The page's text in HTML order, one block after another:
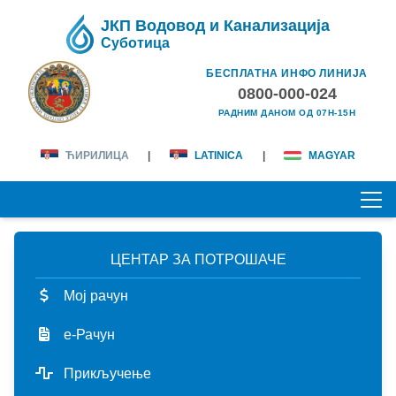
ЈКП Водовод и Канализација
Суботица
БЕСПЛАТНА ИНФО ЛИНИЈА
0800-000-024
РАДНИМ ДАНОМ ОД 07H-15H
ЋИРИЛИЦА LATINICA MAGYAR
ПОЧЕТНА
О НАМА
лична карта
КОРИСНИЦИ
ЦЕНТАР ЗА ПОТРОШАЧЕ
Мој рачун
е-Рачун
Прикључење